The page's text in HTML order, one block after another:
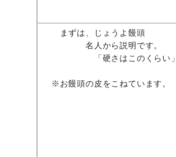
まずは、じょうよ饅頭
名人から説明です。
「硬さはこのくらい」
※お饅頭の皮をこねています。